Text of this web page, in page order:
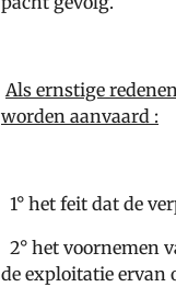
Als ernstige
worden aanvaard :
1° het feit dat de
2° het voornemen
de exploitatie ervan